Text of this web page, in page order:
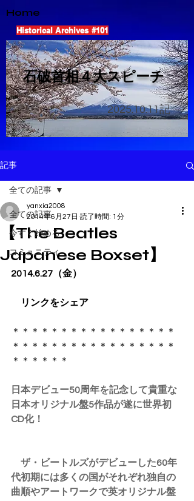
Home
Historical Archives #101
​石破首相４大スピーチ
2025.10.11記
記事
全ての記事
今すぐ始める
コミュニティ
全ての記事
【The Beatles
Japanese Boxset】
yanxia2008
2014年6月27日 読了時間: 1分
2014.6.27（金）
リンクをシェア
​＊＊＊＊＊＊＊＊＊＊＊＊＊＊＊＊＊
＊＊＊＊＊＊＊＊＊＊＊＊＊＊＊＊＊
＊＊＊＊＊＊
日本デビュー50周年を記念して貴重な
日本オリジナル盤5作品が遂に世界初
CD化！
ザ・ビートルズがデビューした60年
代初期には多くの国がそれぞれ独自の
曲順やアートワークで英オリジナル盤